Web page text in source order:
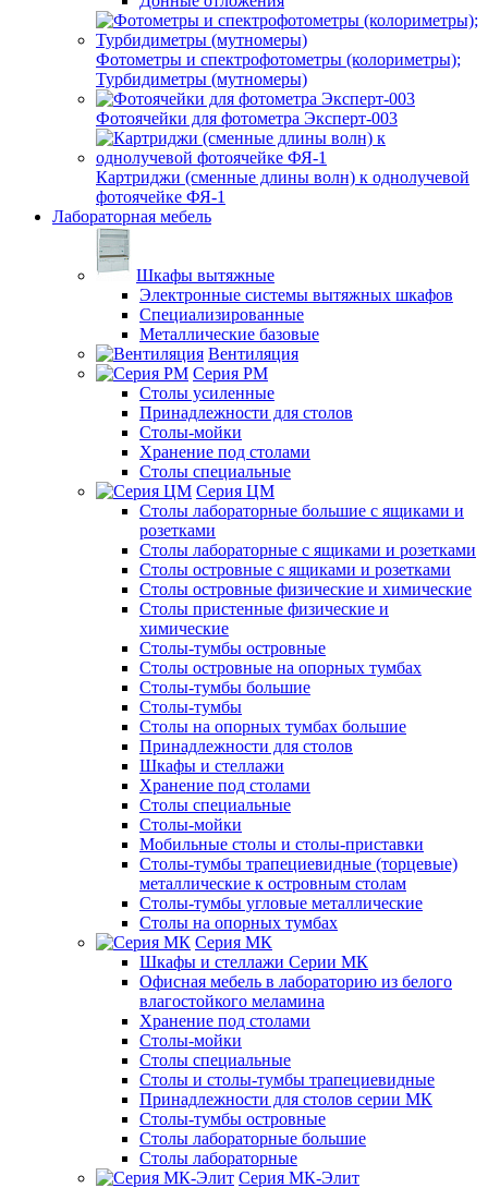
Фотометры и спектрофотометры (колориметры);
Турбидиметры (мутномеры)
Фотоячейки для фотометра Эксперт-003
Картриджи (сменные длины волн) к однолучевой
фотоячейке ФЯ-1
Лабораторная мебель
Шкафы вытяжные
Электронные системы вытяжных шкафов
Специализированные
Металлические базовые
Вентиляция
Серия РМ
Столы усиленные
Принадлежности для столов
Столы-мойки
Хранение под столами
Столы специальные
Серия ЦМ
Столы лабораторные большие с ящиками и
розетками
Столы лабораторные с ящиками и розетками
Столы островные с ящиками и розетками
Столы островные физические и химические
Столы пристенные физические и
химические
Столы-тумбы островные
Столы островные на опорных тумбах
Столы-тумбы большие
Столы-тумбы
Столы на опорных тумбах большие
Принадлежности для столов
Шкафы и стеллажи
Хранение под столами
Столы специальные
Столы-мойки
Мобильные столы и столы-приставки
Столы-тумбы трапециевидные (торцевые)
металлические к островным столам
Столы-тумбы угловые металлические
Столы на опорных тумбах
Серия МК
Шкафы и стеллажи Серии МК
Офисная мебель в лабораторию из белого
влагостойкого меламина
Хранение под столами
Столы-мойки
Столы специальные
Столы и столы-тумбы трапециевидные
Принадлежности для столов серии МК
Столы-тумбы островные
Столы лабораторные большие
Столы лабораторные
Серия МК-Элит